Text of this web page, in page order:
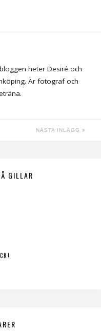
heter Desiré och
Är fotograf och
NÄSTA INLÄGG
GILLAR